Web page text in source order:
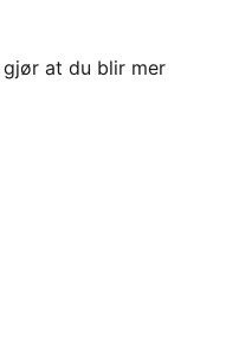
at du blir mer